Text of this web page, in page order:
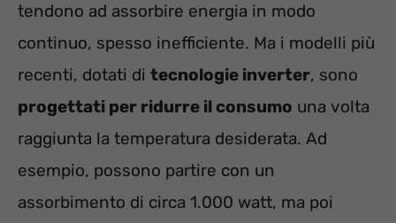
tendono ad assorbire energia in modo
continuo, spesso inefficiente. Ma i modelli più
recenti, dotati di tecnologie inverter, sono
progettati per ridurre il consumo una volta
raggiunta la temperatura desiderata. Ad
esempio, possono partire con un
assorbimento di circa 1.000 watt, ma poi